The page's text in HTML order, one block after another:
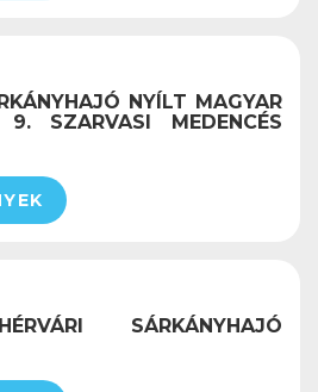
NYÍLT MAGYAR
SZARVASI MEDENCÉS
SÁRKÁNYHAJÓ